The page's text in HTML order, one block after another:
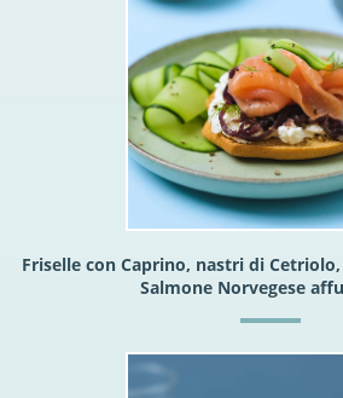
Friselle con Caprino, nastri di
Salmone Norvegese